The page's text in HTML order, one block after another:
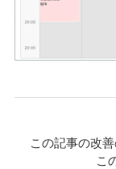
この記事の改
こ